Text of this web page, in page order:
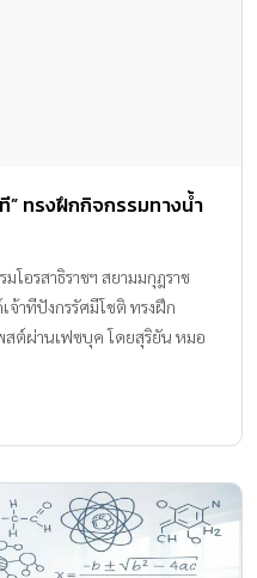
” ทรงฝึกกิจกรรมทางน้ำ
อรสาธิราชฯ สยามมกุฎราช
จ้าทีปังกรรัศมีโชติ ทรงฝึก
สต์ผ่านเฟซบุค โดยสุริยัน หมอ